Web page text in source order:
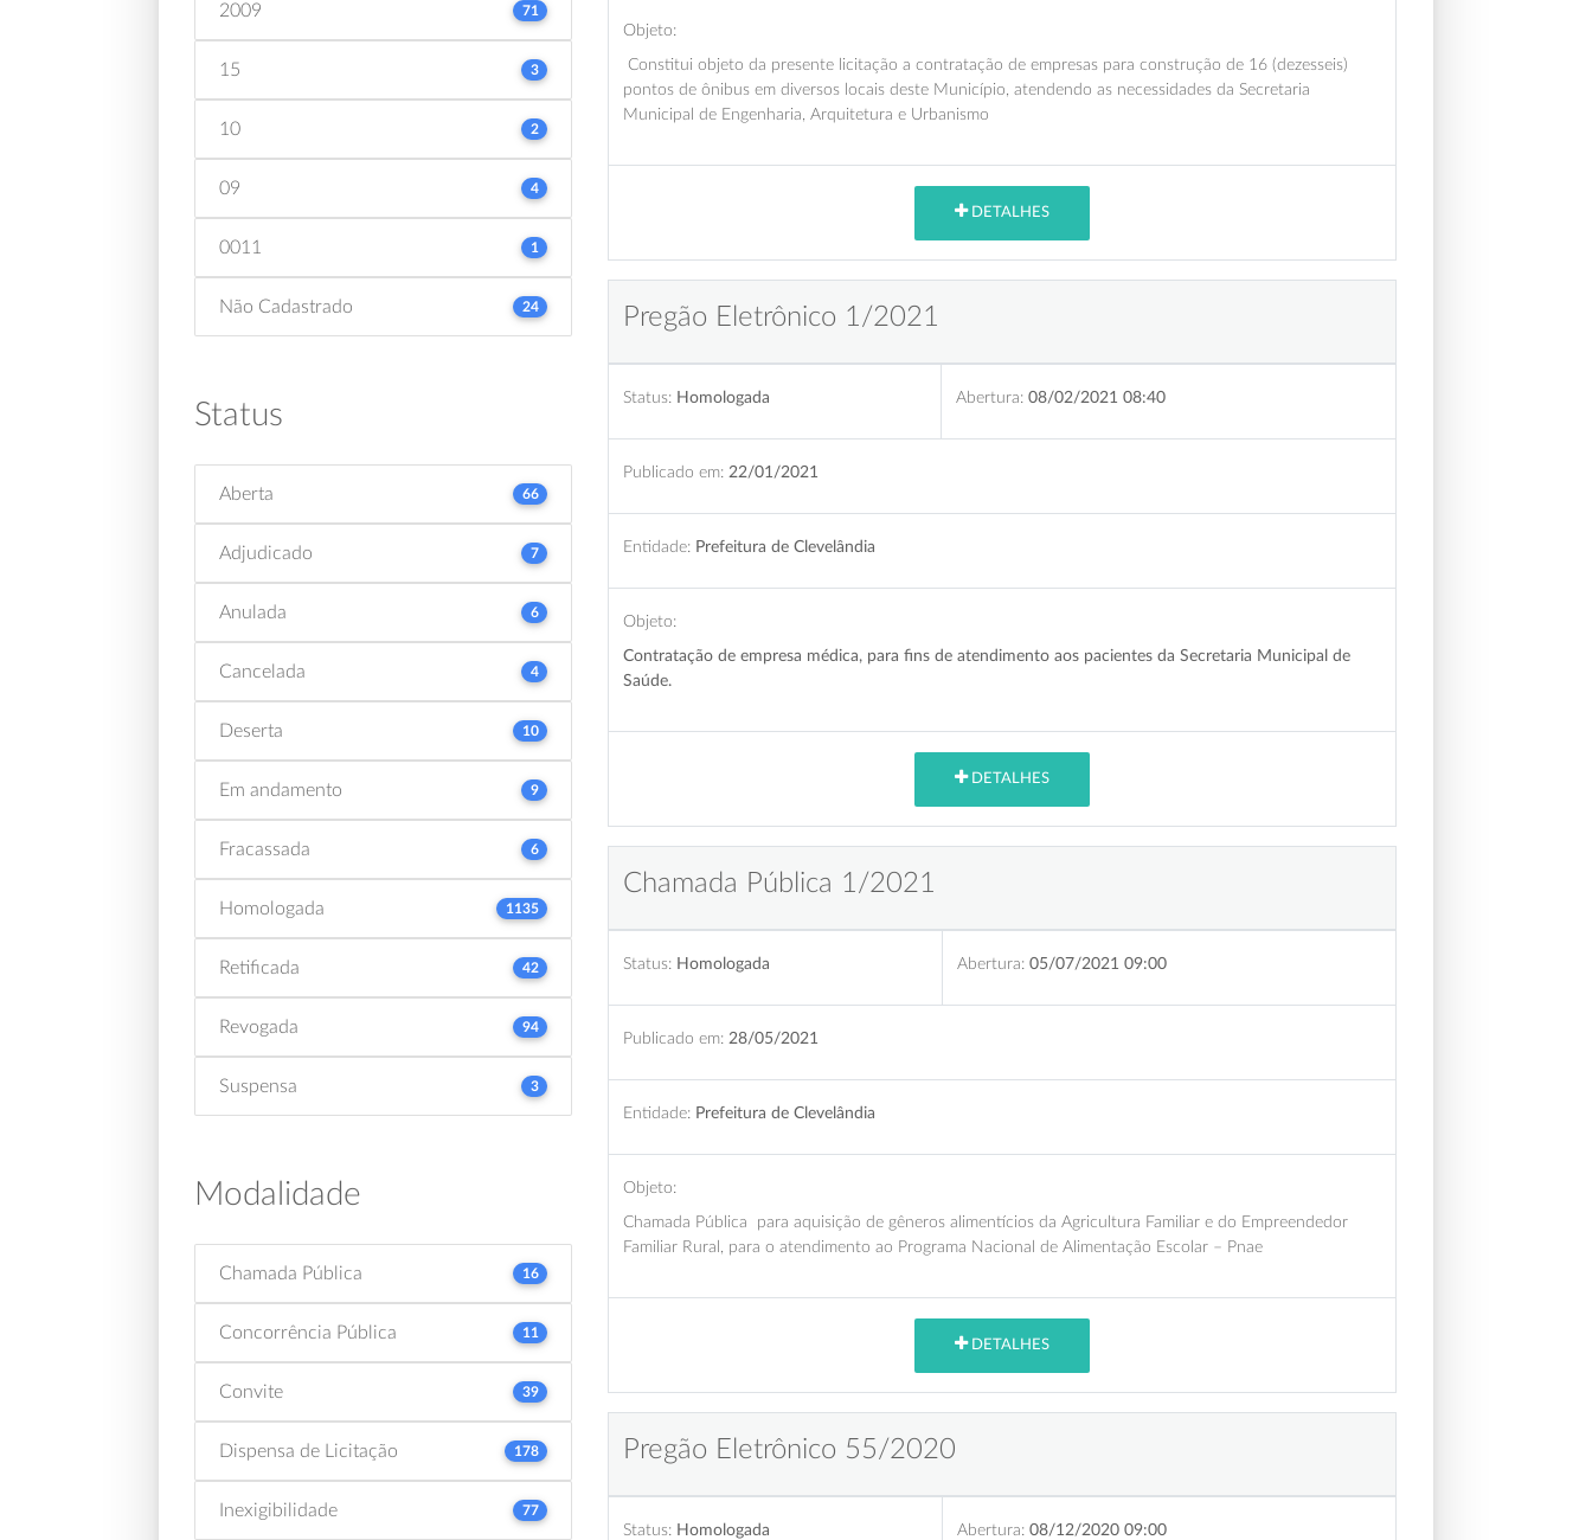
2009 71
15 3
10 2
09 4
0011 1
Não Cadastrado 24
Status
Aberta 66
Adjudicado 7
Anulada 6
Cancelada 4
Deserta 10
Em andamento 9
Fracassada 6
Homologada 1135
Retificada 42
Revogada 94
Suspensa 3
Modalidade
Chamada Pública 16
Concorrência Pública 11
Convite 39
Dispensa de Licitação 178
Inexigibilidade 77
Objeto:
Constitui objeto da presente licitação a contratação de empresas para construção de 16 (dezesseis)
pontos de ônibus em diversos locais deste Município, atendendo as necessidades da Secretaria
Municipal de Engenharia, Arquitetura e Urbanismo
DETALHES
Pregão Eletrônico 1/2021
Status: Homologada Abertura: 08/02/2021 08:40
Publicado em: 22/01/2021
Entidade: Prefeitura de Clevelândia
Objeto:
Contratação de empresa médica, para fins de atendimento aos pacientes da Secretaria Municipal de
Saúde.
DETALHES
Chamada Pública 1/2021
Status: Homologada Abertura: 05/07/2021 09:00
Publicado em: 28/05/2021
Entidade: Prefeitura de Clevelândia
Objeto:
Chamada Pública para aquisição de gêneros alimentícios da Agricultura Familiar e do Empreendedor
Familiar Rural, para o atendimento ao Programa Nacional de Alimentação Escolar – Pnae
DETALHES
Pregão Eletrônico 55/2020
Status: Homologada Abertura: 08/12/2020 09:00